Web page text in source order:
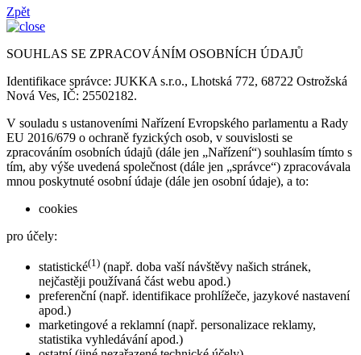
Zpět
SOUHLAS SE ZPRACOVÁNÍM OSOBNÍCH ÚDAJŮ
Identifikace správce: JUKKA s.r.o., Lhotská 772, 68722 Ostrožská
Nová Ves, IČ: 25502182.
V souladu s ustanoveními Nařízení Evropského parlamentu a Rady
EU 2016/679 o ochraně fyzických osob, v souvislosti se
zpracováním osobních údajů (dále jen „Nařízení“) souhlasím tímto s
tím, aby výše uvedená společnost (dále jen „správce“) zpracovávala
mnou poskytnuté osobní údaje (dále jen osobní údaje), a to:
cookies
pro účely:
statistické(1) (např. doba vaší návštěvy našich stránek,
nejčastěji používaná část webu apod.)
preferenční (např. identifikace prohlížeče, jazykové nastavení
apod.)
marketingové a reklamní (např. personalizace reklamy,
statistika vyhledávání apod.)